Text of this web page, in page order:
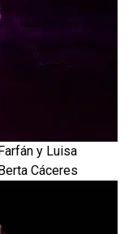
y Luisa
Cáceres